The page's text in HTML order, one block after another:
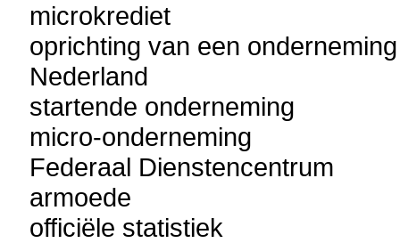
microkrediet
oprichting van een onderneming
Nederland
startende onderneming
micro-onderneming
Federaal Dienstencentrum
armoede
officiële statistiek